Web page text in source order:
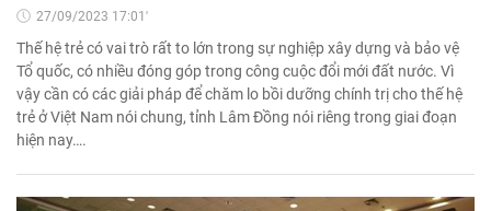
27/09/2023 17:01'
Thế hệ trẻ có vai trò rất to lớn trong sự nghiệp xây dựng và bảo vệ
Tổ quốc, có nhiều đóng góp trong công cuộc đổi mới đất nước. Vì
vậy cần có các giải pháp để chăm lo bồi dưỡng chính trị cho thế hệ
trẻ ở Việt Nam nói chung, tỉnh Lâm Đồng nói riêng trong giai đoạn
hiện nay….